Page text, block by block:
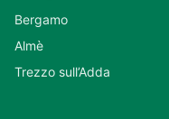
Bergamo
Almè
Trezzo sull’Adda